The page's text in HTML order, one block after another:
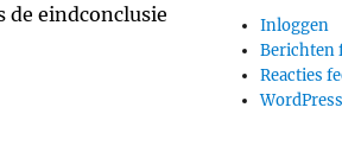
de eindconclusie
Inloggen
Berichten
Reacties